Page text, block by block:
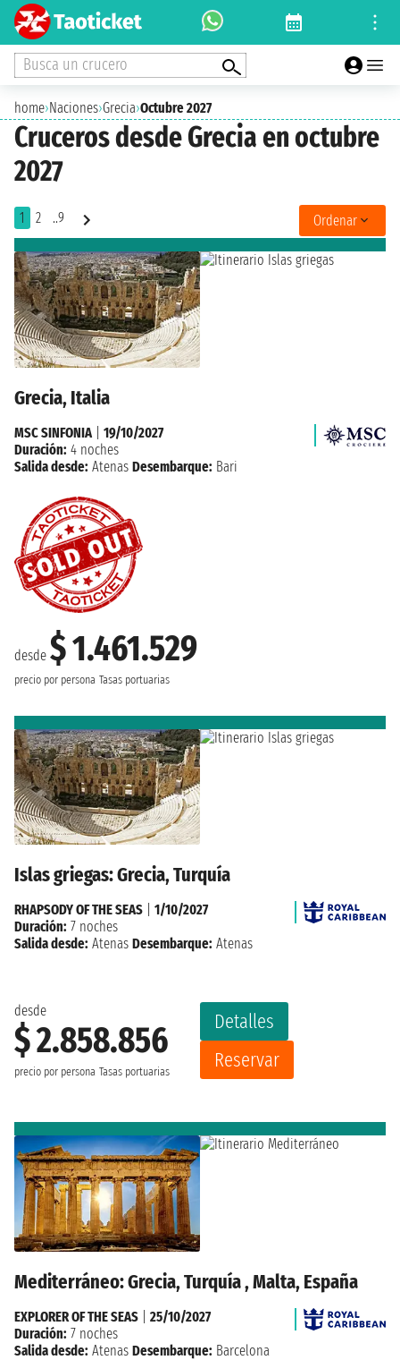
Busca un crucero
home›Naciones›Grecia›Octubre 2027
Cruceros desde Grecia en octubre
2027
1 2 ..9 Ordenar
Grecia, Italia
desde $ 1.461.529
precio por persona Tasas portuarias
MSC SINFONIA
19/10/2027
Duración: 4 noches
Salida desde: Atenas Desembarque: Bari
Islas griegas: Grecia, Turquía
desde
$ 2.858.856
precio por persona Tasas portuarias
Detalles
Reservar
RHAPSODY OF THE SEAS
1/10/2027
Duración: 7 noches
Salida desde: Atenas Desembarque: Atenas
Mediterráneo: Grecia, Turquía , Malta, España
EXPLORER OF THE SEAS
25/10/2027
Duración: 7 noches
Salida desde: Atenas Desembarque: Barcelona